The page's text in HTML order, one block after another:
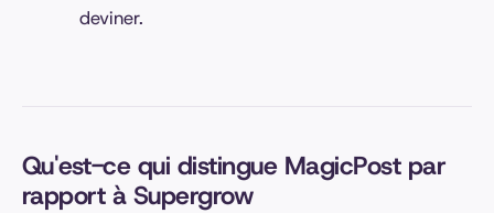
deviner.
Qu'est-ce qui distingue MagicPost par
rapport à Supergrow